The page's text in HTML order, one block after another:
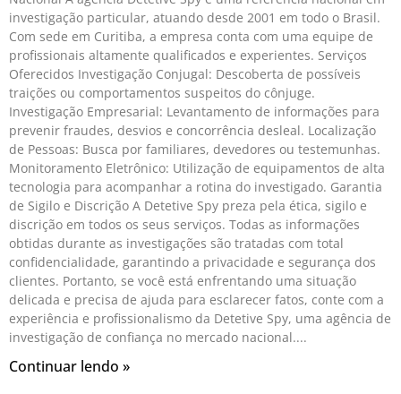
investigação particular, atuando desde 2001 em todo o Brasil.
Com sede em Curitiba, a empresa conta com uma equipe de
profissionais altamente qualificados e experientes. Serviços
Oferecidos Investigação Conjugal: Descoberta de possíveis
traições ou comportamentos suspeitos do cônjuge.
Investigação Empresarial: Levantamento de informações para
prevenir fraudes, desvios e concorrência desleal. Localização
de Pessoas: Busca por familiares, devedores ou testemunhas.
Monitoramento Eletrônico: Utilização de equipamentos de alta
tecnologia para acompanhar a rotina do investigado. Garantia
de Sigilo e Discrição A Detetive Spy preza pela ética, sigilo e
discrição em todos os seus serviços. Todas as informações
obtidas durante as investigações são tratadas com total
confidencialidade, garantindo a privacidade e segurança dos
clientes. Portanto, se você está enfrentando uma situação
delicada e precisa de ajuda para esclarecer fatos, conte com a
experiência e profissionalismo da Detetive Spy, uma agência de
investigação de confiança no mercado nacional.
Continuar lendo »